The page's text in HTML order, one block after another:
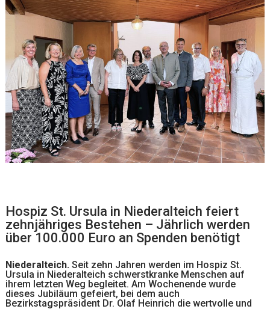
Hospiz St. Ursula in Niederalteich feiert
zehnjähriges Bestehen – Jährlich werden
über 100.000 Euro an Spenden benötigt
Niederalteich. Seit zehn Jahren werden im Hospiz St.
Ursula in Niederalteich schwerstkranke Menschen auf
ihrem letzten Weg begleitet. Am Wochenende wurde
dieses Jubiläum gefeiert, bei dem auch
Bezirkstagspräsident Dr. Olaf Heinrich die wertvolle und